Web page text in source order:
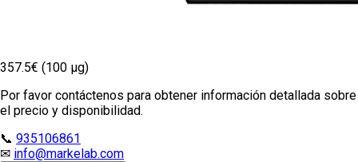
357.5€ (100 µg)
Por favor contáctenos para obtener información detallada sobre
el precio y disponibilidad.
📞 935106861
✉ info@markelab.com